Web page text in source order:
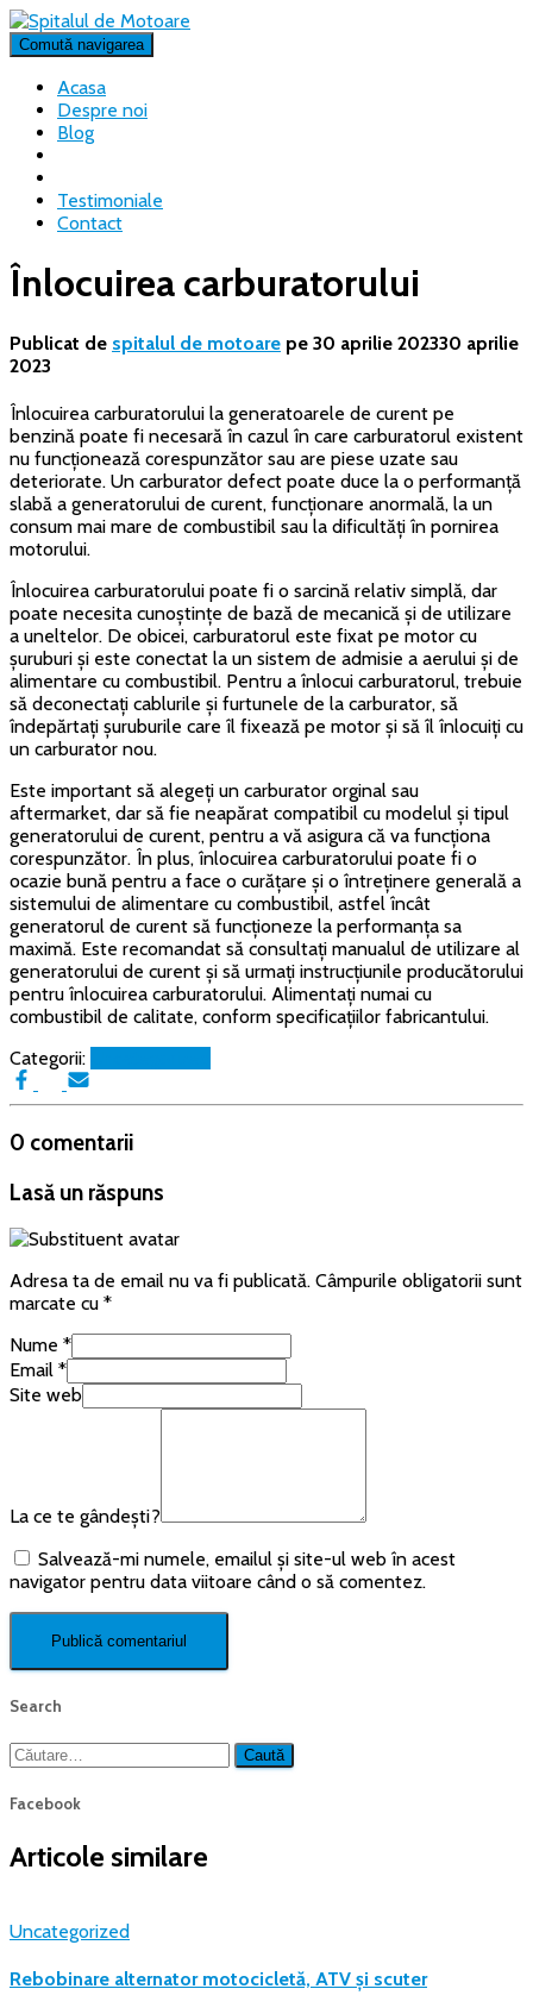
Comută navigarea
Acasa
Despre noi
Blog
Testimoniale
Contact
Înlocuirea carburatorului
Publicat de spitalul de motoare pe 30 aprilie 202330 aprilie
2023
Înlocuirea carburatorului la generatoarele de curent pe
benzină poate fi necesară în cazul în care carburatorul existent
nu funcționează corespunzător sau are piese uzate sau
deteriorate. Un carburator defect poate duce la o performanță
slabă a generatorului de curent, funcționare anormală, la un
consum mai mare de combustibil sau la dificultăți în pornirea
motorului.
Înlocuirea carburatorului poate fi o sarcină relativ simplă, dar
poate necesita cunoștințe de bază de mecanică și de utilizare
a uneltelor. De obicei, carburatorul este fixat pe motor cu
șuruburi și este conectat la un sistem de admisie a aerului și de
alimentare cu combustibil. Pentru a înlocui carburatorul, trebuie
să deconectați cablurile și furtunele de la carburator, să
îndepărtați șuruburile care îl fixează pe motor și să îl înlocuiți cu
un carburator nou.
Este important să alegeți un carburator orginal sau
aftermarket, dar să fie neapărat compatibil cu modelul și tipul
generatorului de curent, pentru a vă asigura că va funcționa
corespunzător. În plus, înlocuirea carburatorului poate fi o
ocazie bună pentru a face o curățare și o întreținere generală a
sistemului de alimentare cu combustibil, astfel încât
generatorul de curent să funcționeze la performanța sa
maximă. Este recomandat să consultați manualul de utilizare al
generatorului de curent și să urmați instrucțiunile producătorului
pentru înlocuirea carburatorului. Alimentați numai cu
combustibil de calitate, conform specificațiilor fabricantului.
Categorii:
0 comentarii
Lasă un răspuns
Adresa ta de email nu va fi publicată. Câmpurile obligatorii sunt
marcate cu *
Nume *
Email *
Site web
La ce te gândești?
Salvează-mi numele, emailul și site-ul web în acest
navigator pentru data viitoare când o să comentez.
Search
Caută
după:
Facebook
Articole similare
Uncategorized
Rebobinare alternator motocicletă, ATV și scuter